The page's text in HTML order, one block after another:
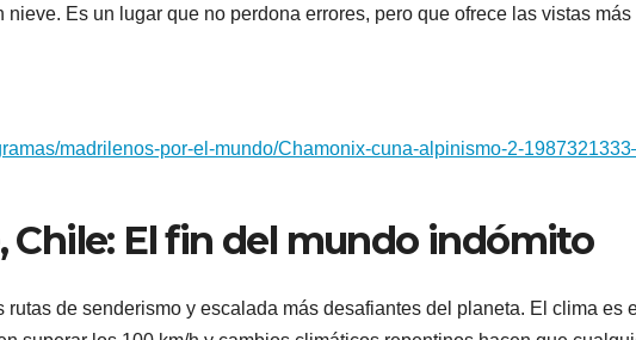
Es un lugar que no perdona errores, pero que ofrece las vistas más
madrilenos-por-el-mundo/Chamonix-cuna-alpinismo-2-
Chile: El fin del mundo indómito
de senderismo y escalada más desafiantes del planeta. El clima es